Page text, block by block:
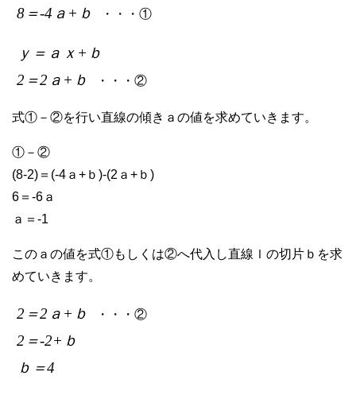
8＝-4ａ+ｂ
・・・①
ｙ＝ａｘ+ｂ
2＝2ａ+ｂ
・・・②
式①－②を行い直線の傾きａの値を求めていきます。
①－②
(8-2)＝(-4ａ+ｂ)-(2ａ+ｂ)
6＝-6ａ
ａ＝-1
このａの値を式①もしくは②へ代入し直線ｌの切片ｂを求
めていきます。
2＝2ａ+ｂ ・・・②
2＝-2+ｂ
ｂ＝4